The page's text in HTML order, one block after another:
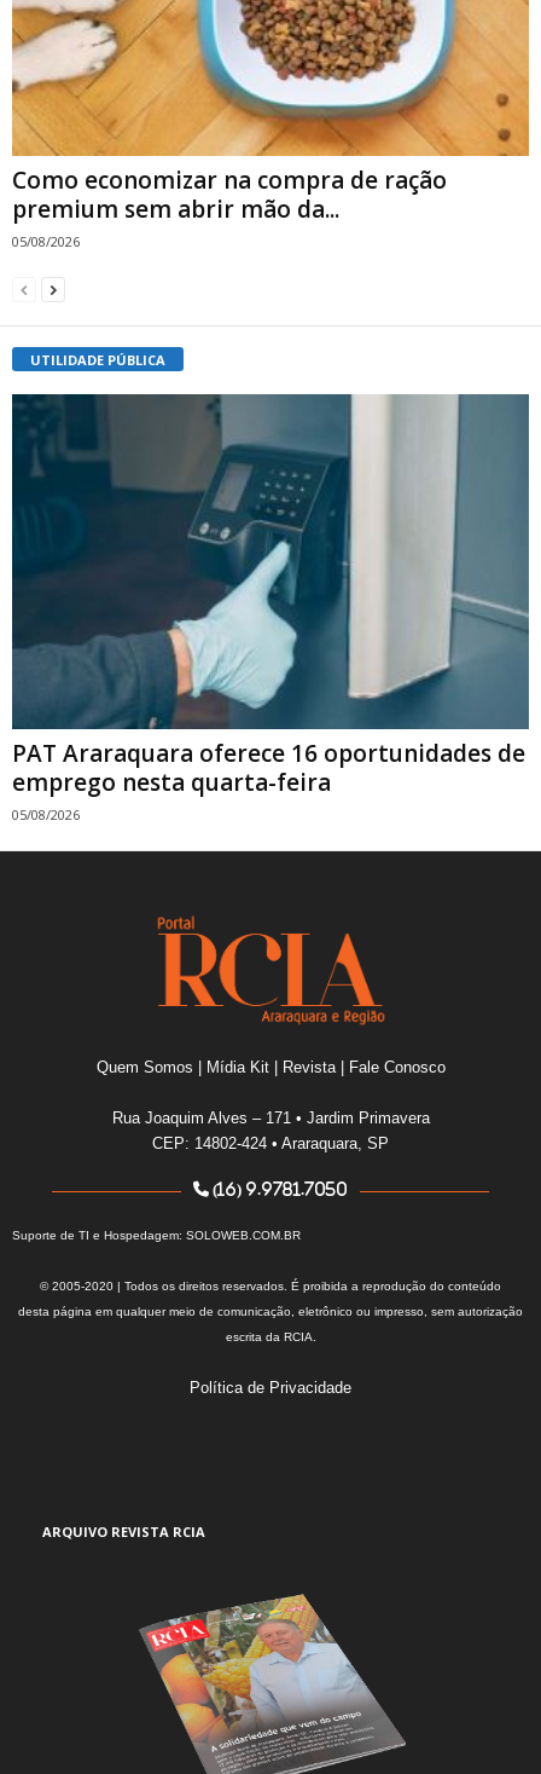
Como economizar na compra de ração
premium sem abrir mão da...
05/08/2026
UTILIDADE PÚBLICA
PAT Araraquara oferece 16 oportunidades de
emprego nesta quarta-feira
05/08/2026
Quem Somos Mídia Kit| Revista| Fale Conosco
Rua Joaquim Alves – 171 • Jardim Primavera
CEP: 14802-424 • Araraquara, SP
(16) 9.9781.7050
Suporte de TI e Hospedagem: SOLOWEB.COM.BR
© 2005-2020 | Todos os direitos reservados. É proibida a reprodução do conteúdo
desta página em qualquer meio de comunicação, eletrônico ou impresso, sem autorização
escrita da RCIA.
Política de Privacidade
ARQUIVO REVISTA RCIA